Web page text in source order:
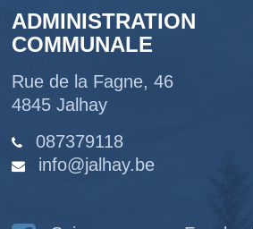
ADMINISTRATION
COMMUNALE
Rue de la Fagne, 46
4845 Jalhay
087379118
info@jalhay.be